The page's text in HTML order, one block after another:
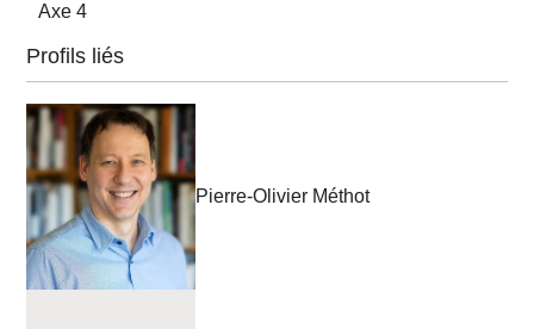
Axe 4
Profils liés
Pierre-Olivier Méthot